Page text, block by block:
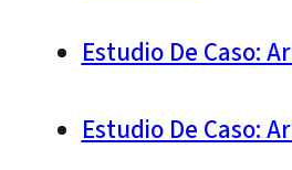
Estudio De Caso:
Estudio De Caso: